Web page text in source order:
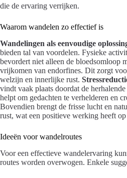
die de ervaring verrijken.
Waarom wandelen zo effectief is
Wandelingen als eenvoudige
bieden tal van voordelen. Fysieke
bevordert niet alleen de bloedsomloop
vrijkomen van endorfines. Dit zorgt
welzijn en innerlijke rust.
vindt vaak plaats doordat de
helpt om gedachten te verhelderen en
Bovendien brengt de frisse lucht en
rust, wat een positieve werking heeft
Ideeën voor wandelroutes
Voor een effectieve wandelervaring
routes worden overwogen. Enkele